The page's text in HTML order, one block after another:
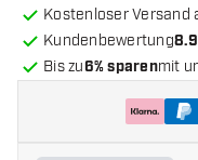
Kostenloser Versand
Kundenbewertung
Bis zu6% sparenmit